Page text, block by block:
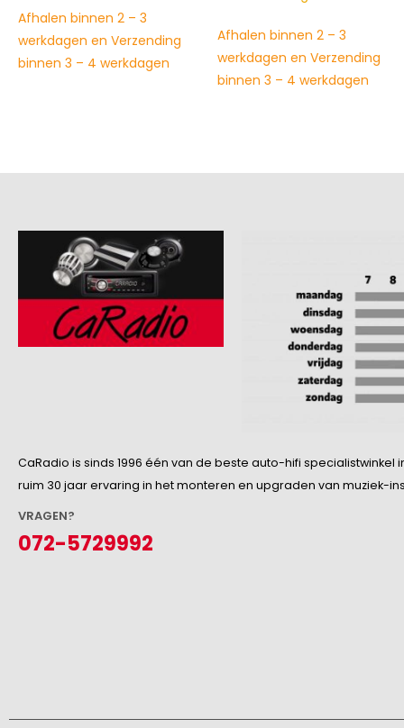
Afhalen binnen 2 – 3
werkdagen en Verzending
werkdagen en Verzending
binnen 3 – 4 werkdagen
CaRadio is sinds 1996 één van de beste auto-hifi
ruim 30 jaar ervaring in het monteren en upgraden van muziek-
VRAGEN?
072-5729992